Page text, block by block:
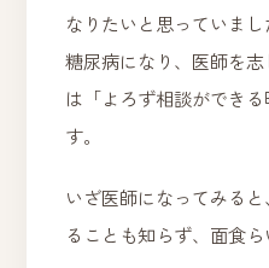
なりたいと思っていま
糖尿病になり、医師を
は「よろず相談ができ
す。
いざ医師になってみる
ることも知らず、面食ら